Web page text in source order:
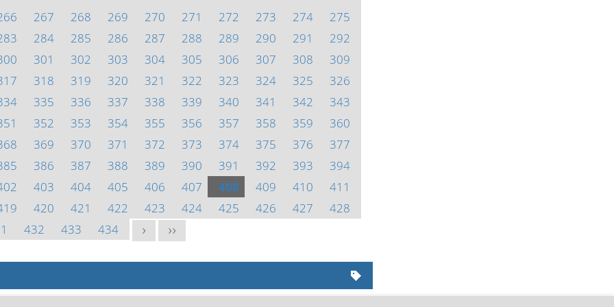
267 268 269 270 271 272 273 274
275
284 285 286 287 288 289 290 291
292
301 302 303 304 305 306 307 308
309
318 319 320 321 322 323 324 325
326
335 336 337 338 339 340 341 342
343
352 353 354 355 356 357 358 359
360
369 370 371 372 373 374 375 376
377
386 387 388 389 390 391 392 393
394
403 404 405 406 407 408 409 410
411
420 421 422 423 424 425 426 427
428
432 433 434 > >>